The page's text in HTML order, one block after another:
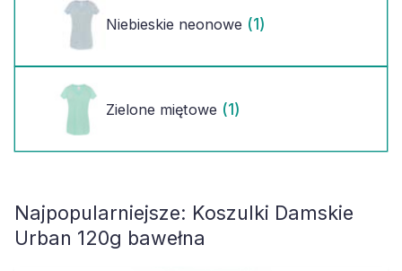
Niebieskie neonowe (1)
Zielone miętowe (1)
Najpopularniejsze: Koszulki Damskie
Urban 120g bawełna